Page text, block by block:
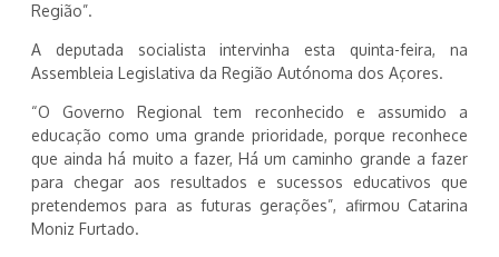
Região”.
A deputada socialista intervinha esta quinta-feira, na
Assembleia Legislativa da Região Autónoma dos Açores.
“O Governo Regional tem reconhecido e assumido a
educação como uma grande prioridade, porque reconhece
que ainda há muito a fazer, Há um caminho grande a fazer
para chegar aos resultados e sucessos educativos que
pretendemos para as futuras gerações”, afirmou Catarina
Moniz Furtado.